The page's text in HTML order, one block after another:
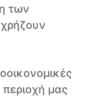
των
περιοχή μας